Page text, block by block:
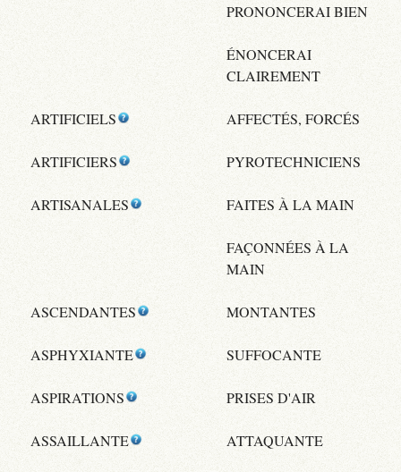
PRONONCERAI BIEN
ÉNONCERAI
CLAIREMENT
ARTIFICIELS AFFECTÉS, FORCÉS
ARTIFICIERS PYROTECHNICIENS
ARTISANALES FAITES À LA MAIN
FAÇONNÉES À LA
MAIN
ASCENDANTES MONTANTES
ASPHYXIANTE SUFFOCANTE
ASPIRATIONS PRISES D'AIR
ASSAILLANTE ATTAQUANTE